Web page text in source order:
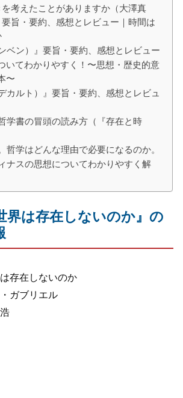
を考えたことがありますか（大澤真
旨・要約、感想とレビュー｜時間は
ベン）』要旨・要約、感想とレビュー
いてわかりやすく！〜思想・歴史的意
〜
カルト）』要旨・要約、感想とレビュ
学書の冒頭の読み方（『存在と時
哲学はどんな理由で必要になるのか。
ナスの思想についてわかりやすく解
界は存在しないのか』の
存在しないのか
ガブリエル